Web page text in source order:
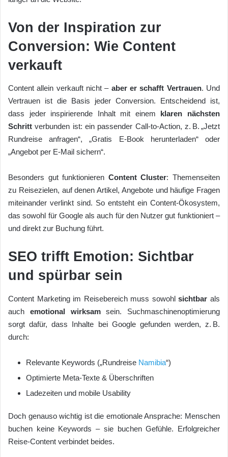
Von der Inspiration zur
Conversion: Wie Content
verkauft
Content allein verkauft nicht – aber er schafft Vertrauen. Und
Vertrauen ist die Basis jeder Conversion. Entscheidend ist,
dass jeder inspirierende Inhalt mit einem klaren nächsten
Schritt verbunden ist: ein passender Call-to-Action, z. B. „Jetzt
Rundreise anfragen“, „Gratis E-Book herunterladen“ oder
„Angebot per E-Mail sichern“.
Besonders gut funktionieren Content Cluster: Themenseiten
zu Reisezielen, auf denen Artikel, Angebote und häufige Fragen
miteinander verlinkt sind. So entsteht ein Content-Ökosystem,
das sowohl für Google als auch für den Nutzer gut funktioniert –
und direkt zur Buchung führt.
SEO trifft Emotion: Sichtbar
und spürbar sein
Content Marketing im Reisebereich muss sowohlsichtbar als
auch emotional wirksamsein. Suchmaschinenoptimierung
sorgt dafür, dass Inhalte bei Google gefunden werden, z. B.
durch:
Relevante Keywords („Rundreise Namibia“)
Optimierte Meta-Texte & Überschriften
Ladezeiten und mobile Usability
Doch genauso wichtig ist die emotionale Ansprache: Menschen
buchen keine Keywords – sie buchen Gefühle. Erfolgreicher
Reise-Content verbindet beides.